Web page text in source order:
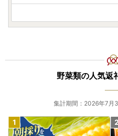
野菜類の人気返
集計期間：2026年7月